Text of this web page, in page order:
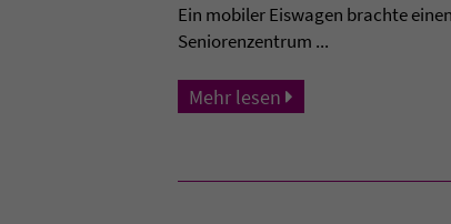
Ein mobiler Eiswagen brachte
Seniorenzentrum ...
Mehr lesen